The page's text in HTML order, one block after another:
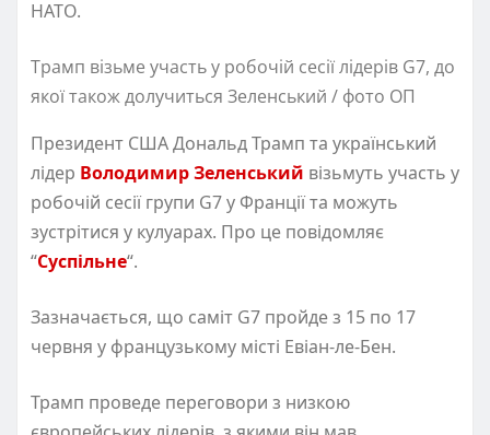
НАТО.
Трамп візьме участь у робочій сесії лідерів G7, до
якої також долучиться Зеленський / фото ОП
Президент США Дональд Трамп та український
лідер Володимир Зеленський візьмуть участь у
робочій сесії групи G7 у Франції та можуть
зустрітися у кулуарах. Про це повідомляє
“Суспільне“.
Зазначається, що саміт G7 пройде з 15 по 17
червня у французькому місті Евіан-ле-Бен.
Трамп проведе переговори з низкою